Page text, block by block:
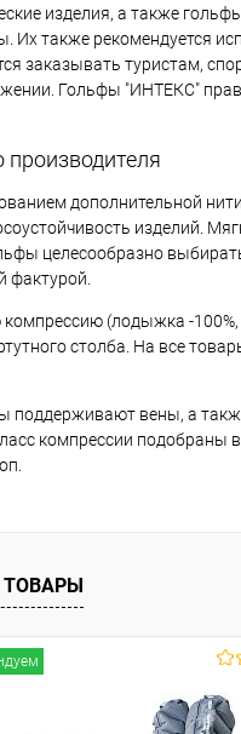
изделия, а также
также рекомендуется
заказывать туристам,
Гольфы "ИНТЕКС"
дополнительной
изделий.
целесообразно
фактурой.
(лодыжка -100%,
столба. На все
вены, а
компрессии